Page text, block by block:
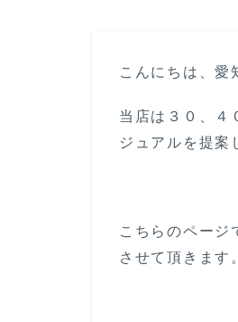
こんにちは、愛
当店は３０、４
ジュアルを提案
こちらのページ
させて頂きます